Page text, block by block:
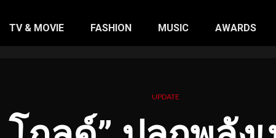
TV & MOVIE FASHION MUSIC AWARDS
UPDATE